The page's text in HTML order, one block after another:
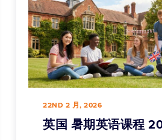
22ND 2 月, 2026
英国 暑期英语课程